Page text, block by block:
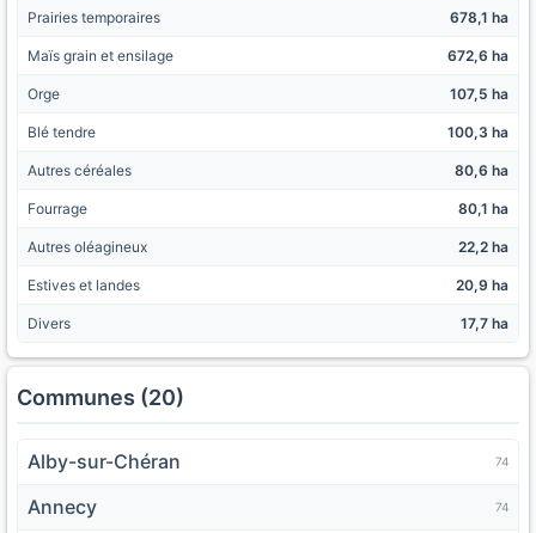
Prairies temporaires 678,1 ha
Maïs grain et ensilage 672,6 ha
Orge 107,5 ha
Blé tendre 100,3 ha
Autres céréales 80,6 ha
Fourrage 80,1 ha
Autres oléagineux 22,2 ha
Estives et landes 20,9 ha
Divers 17,7 ha
Communes (20)
Alby-sur-Chéran 74
Annecy 74